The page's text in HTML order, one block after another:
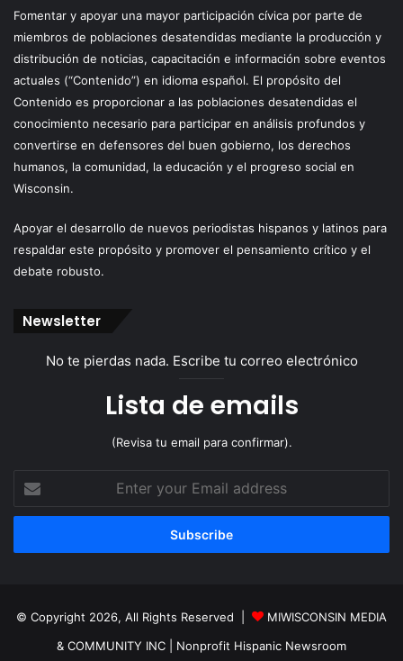
Fomentar y apoyar una mayor participación cívica por parte de
miembros de poblaciones desatendidas mediante la producción y
distribución de noticias, capacitación e información sobre eventos
actuales (“Contenido”) en idioma español. El propósito del
Contenido es proporcionar a las poblaciones desatendidas el
conocimiento necesario para participar en análisis profundos y
convertirse en defensores del buen gobierno, los derechos
humanos, la comunidad, la educación y el progreso social en
Wisconsin.
Apoyar el desarrollo de nuevos periodistas hispanos y latinos para
respaldar este propósito y promover el pensamiento crítico y el
debate robusto.
Newsletter
No te pierdas nada. Escribe tu correo electrónico
Lista de emails
(Revisa tu email para confirmar).
your
Email
© Copyright 2026, All Rights Reserved |
MIWISCONSIN MEDIA
& COMMUNITY INC
| Nonprofit Hispanic Newsroom